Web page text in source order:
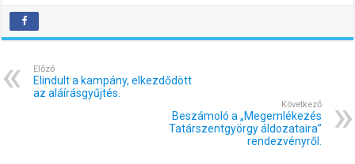
Előző
Elindult a kampány, elkezdődött
az aláírásgyűjtés.
Következő
Beszámoló a „Megemlékezés
Tatárszentgyörgy áldozataira”
rendezvényről.